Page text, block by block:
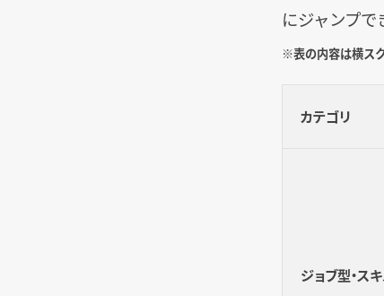
にジャンプで
※表の内容は横ス
カテゴリ
ジョブ型・ス